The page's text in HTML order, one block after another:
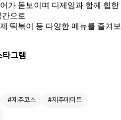
가 돋보이며 디제잉과 함께 힙한
으로
떡볶이 등 다양한 메뉴를 즐겨보
그램
#제주코스
#제주데이트